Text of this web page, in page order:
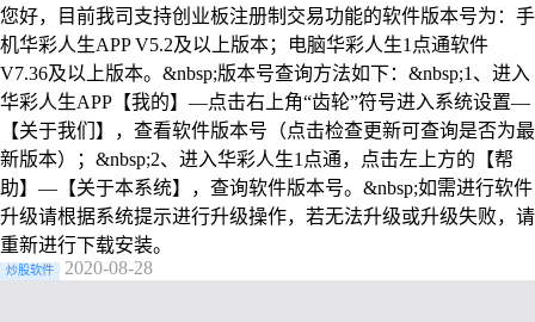
您好，目前我司支持创业板注册制交易功能的软件版本号为：手
机华彩人生APP V5.2及以上版本；电脑华彩人生1点通软件
V7.36及以上版本。&nbsp;版本号查询方法如下：&nbsp;1、进入
华彩人生APP【我的】—点击右上角“齿轮”符号进入系统设置—
【关于我们】，查看软件版本号（点击检查更新可查询是否为最
新版本）；&nbsp;2、进入华彩人生1点通，点击左上方的【帮
助】—【关于本系统】，查询软件版本号。&nbsp;如需进行软件
升级请根据系统提示进行升级操作，若无法升级或升级失败，请
重新进行下载安装。
炒股软件 2020-08-28